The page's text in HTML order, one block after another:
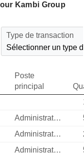
Kambi Group
Type de transaction
Sélectionner un type
Poste
principal
Administrateur
Administrateur
Administrateur